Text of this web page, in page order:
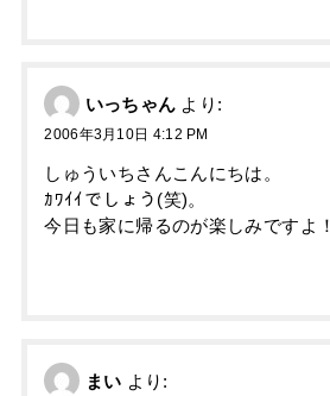
いっちゃん より:
2006年3月10日 4:12 PM
しゅういちさんこんにちは。
ｶﾜｲｲでしょう(笑)。
今日も家に帰るのが楽しみですよ！
まい より: